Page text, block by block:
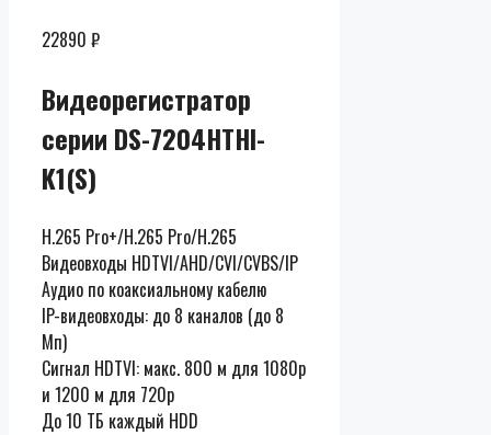
22890 ₽
Видеорегистратор
серии DS-7204HTHI-
K1(S)
H.265 Pro+/H.265 Pro/H.265
Видеовходы HDTVI/AHD/CVI/CVBS/IP
Аудио по коаксиальному кабелю
IP-видеовходы: до 8 каналов (до 8
Мп)
Сигнал HDTVI: макс. 800 м для 1080p
и 1200 м для 720p
До 10 TБ каждый HDD